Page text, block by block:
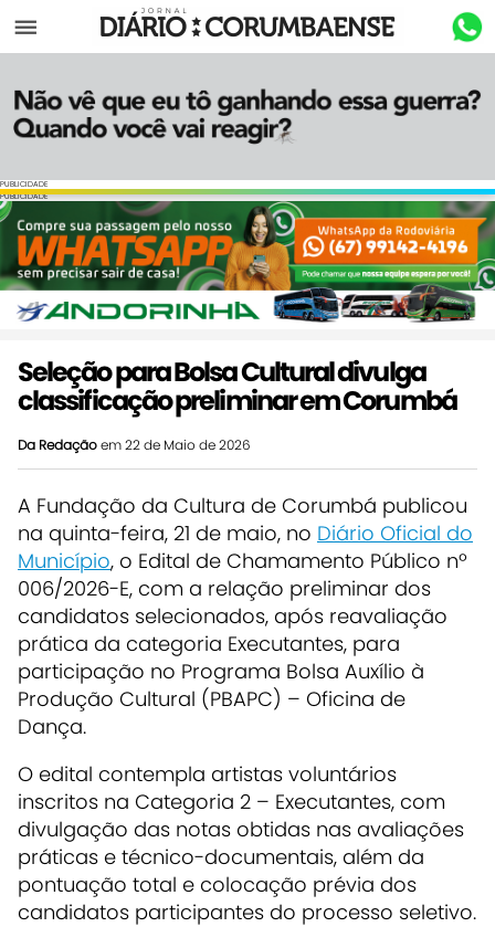
Menu
PUBLICIDADE
PUBLICIDADE
Seleção para Bolsa Cultural divulga
classificação preliminar em Corumbá
Da Redaçãoem 22 de Maio de 2026
A Fundação da Cultura de Corumbá publicou
na quinta-feira, 21 de maio, no Diário Oficial do
Município, o Edital de Chamamento Público nº
006/2026-E, com a relação preliminar dos
candidatos selecionados, após reavaliação
prática da categoria Executantes, para
participação no Programa Bolsa Auxílio à
Produção Cultural (PBAPC) – Oficina de
Dança.
O edital contempla artistas voluntários
inscritos na Categoria 2 – Executantes, com
divulgação das notas obtidas nas avaliações
práticas e técnico-documentais, além da
pontuação total e colocação prévia dos
candidatos participantes do processo seletivo.